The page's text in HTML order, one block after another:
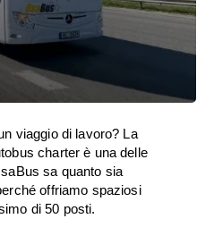
viaggio di lavoro? La
charter è una delle
sa quanto sia
offriamo spaziosi
di 50 posti.